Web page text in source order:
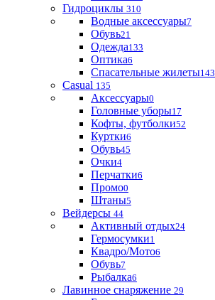
Гидроциклы 310
Водные аксессуары7
Обувь21
Одежда133
Оптика6
Спасательные жилеты143
Casual 135
Аксессуары0
Головные уборы17
Кофты, футболки52
Куртки6
Обувь45
Очки4
Перчатки6
Промо0
Штаны5
Вейдерсы 44
Активный отдых24
Гермосумки1
Квадро/Мото6
Обувь7
Рыбалка6
Лавинное снаряжение 29